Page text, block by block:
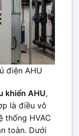
điện AHU
khiển AHU,
là điều vô
thống HVAC
toàn. Dưới